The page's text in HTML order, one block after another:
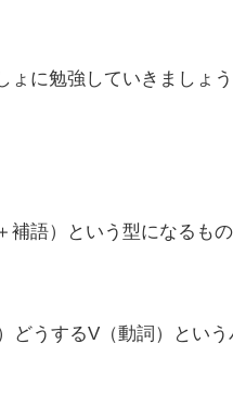
ょに勉強していきましょう
補語） という型になるもの
どうするV（動詞） という